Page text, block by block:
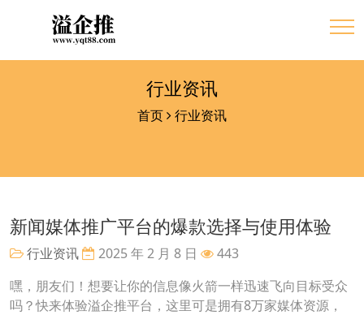
行业资讯
首页 行业资讯
新闻媒体推广平台的爆款选择与使用体验
行业资讯 2025 年 2 月 8 日
443
嘿，朋友们！想要让你的信息像火箭一样迅速飞向目标受众
吗？快来体验溢企推平台，这里可是拥有8万家媒体资源，